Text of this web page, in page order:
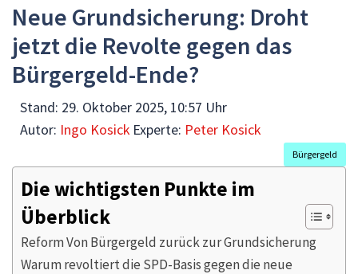
Neue Grundsicherung: Droht
jetzt die Revolte gegen das
Bürgergeld-Ende?
Stand: 29. Oktober 2025, 10:57 Uhr
Autor: Ingo Kosick Experte: Peter Kosick
Bürgergeld
Die wichtigsten Punkte im
Überblick
Reform Von Bürgergeld zurück zur Grundsicherung
Warum revoltiert die SPD-Basis gegen die neue